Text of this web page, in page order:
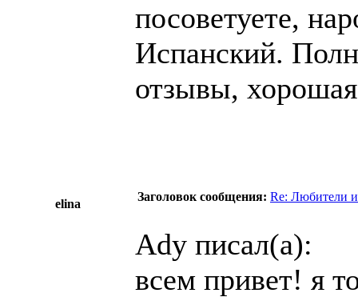
посоветуете,
Испанский.
отзывы,
elina
Заголовок сообщения: Re: Любители
Ady писал(а):
всем привет! я